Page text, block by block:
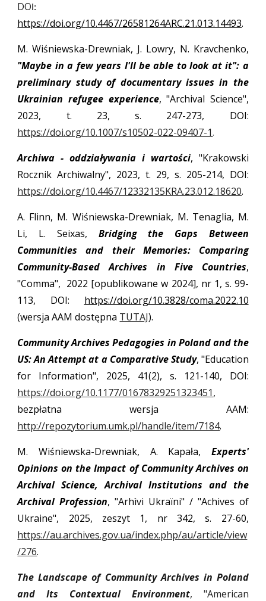
DO I:
https://doi.org/10.4467/26581264ARC.21.013.14493.
M. Wiśniewska-Drewniak, J. Lowry, N. Kravchenko,
"Maybe in a few years I'll be able to look at it": a
preliminary study of documentary issues in the
Ukrainian refugee experience, "Archival Science",
2023, t. 23, s. 247-273, DOI:
https://doi.org/10.1007/s10502-022-09407-1.
Archiwa - oddziaływania i wartości, "Krakowski
Rocznik Archiwalny", 2023, t. 29, s. 205-214, DOI:
https://doi.org/10.4467/12332135KRA.23.012.18620.
A. Flinn, M. Wiśniewska-Drewniak, M. Tenaglia, M.
Li, L. Seixas, Bridging the Gaps Between
Communities and their Memories: Comparing
Community-Based Archives in Five Countries,
"Comma", 2022 [opublikowane w 2024], nr 1, s. 99-
113, DOI: https://doi.org/10.3828/coma.2022.10
(wersja AAM dostępna TUTAJ).
Community Archives Pedagogies in Poland and the
US: An Attempt at a Comparative Study, "Education
for Information", 2025, 41(2), s. 121-140, DOI:
https://doi.org/10.1177/01678329251323451,
bezpłatna wersja AAM:
http://repozytorium.umk.pl/handle/item/7184.
M. Wiśniewska-Drewniak, A. Kapała, Experts'
Opinions on the Impact of Community Archives on
Archival Science, Archival Institutions and the
Archival Profession, "Arhìvi Ukraïni" /"Achives of
Ukraine", 2025, zeszyt 1, nr 342, s. 27-60,
https://au.archives.gov.ua/index.php/au/article/view
/276.
The Landscape of Community Archives in Poland
and Its Contextual Environment, "American